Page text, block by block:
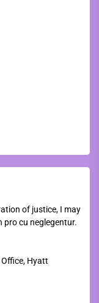
of justice, I may
pro cu neglegentur.
Hyatt